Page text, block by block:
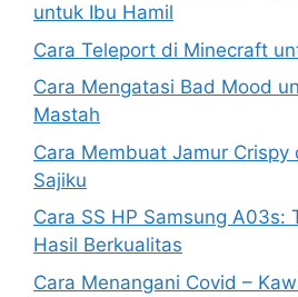
untuk Ibu Hamil
Cara Teleport di Minecraft
Cara Mengatasi Bad Mood
Mastah
Cara Membuat Jamur Crispy
Sajiku
Cara SS HP Samsung A03s:
Hasil Berkualitas
Cara Menangani Covid –